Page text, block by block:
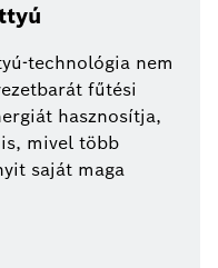
technológia nem
fűtési
hasznosítja,
is, mivel több
saját maga